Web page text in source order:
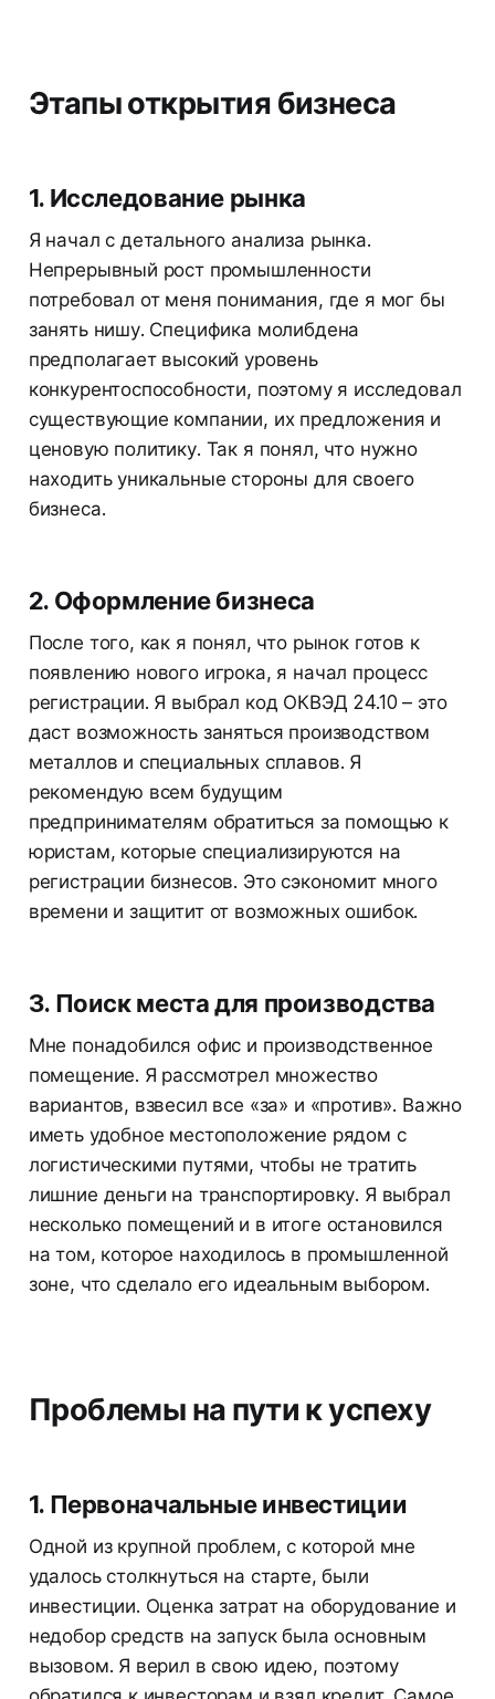
Этапы открытия бизнеса
1. Исследование рынка
Я начал с детального анализа рынка.
Непрерывный рост промышленности
потребовал от меня понимания, где я мог бы
занять нишу. Специфика молибдена
предполагает высокий уровень
конкурентоспособности, поэтому я исследовал
существующие компании, их предложения и
ценовую политику. Так я понял, что нужно
находить уникальные стороны для своего
бизнеса.
2. Оформление бизнеса
После того, как я понял, что рынок готов к
появлению нового игрока, я начал процесс
регистрации. Я выбрал код ОКВЭД 24.10 – это
даст возможность заняться производством
металлов и специальных сплавов. Я
рекомендую всем будущим
предпринимателям обратиться за помощью к
юристам, которые специализируются на
регистрации бизнесов. Это сэкономит много
времени и защитит от возможных ошибок.
3. Поиск места для производства
Мне понадобился офис и производственное
помещение. Я рассмотрел множество
вариантов, взвесил все «за» и «против». Важно
иметь удобное местоположение рядом с
логистическими путями, чтобы не тратить
лишние деньги на транспортировку. Я выбрал
несколько помещений и в итоге остановился
на том, которое находилось в промышленной
зоне, что сделало его идеальным выбором.
Проблемы на пути к успеху
1. Первоначальные инвестиции
Одной из крупной проблем, с которой мне
удалось столкнуться на старте, были
инвестиции. Оценка затрат на оборудование и
недобор средств на запуск была основным
вызовом. Я верил в свою идею, поэтому